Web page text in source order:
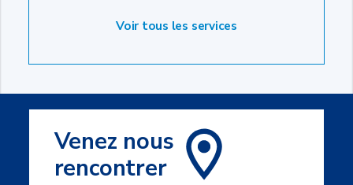
Voir tous les services
Venez nous
rencontrer